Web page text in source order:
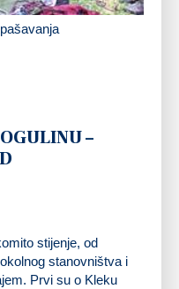
–
stijenje, od
stanovništva i
Prvi su o Kleku